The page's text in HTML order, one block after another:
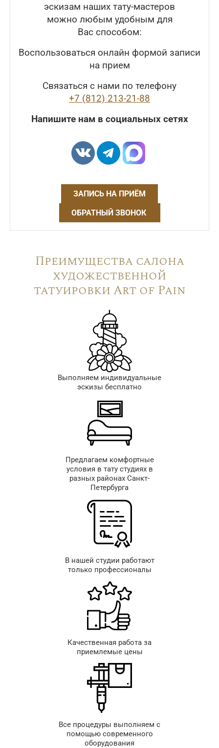
эскизам наших тату-мастеров
можно любым удобным для
Вас способом:
Воспользоваться онлайн формой записи
на прием
Связаться с нами по телефону
+7 (812) 213-21-88
Напишите нам в социальных сетях
ЗАПИСЬ НА ПРИЁМ
ОБРАТНЫЙ ЗВОНОК
Преимущества салона
художественной
татуировки Art of Pain
Выполняем индивидуальные
эскизы бесплатно
Предлагаем комфортные
условия в тату студиях в
разных районах Санкт-
Петербурга
В нашей студии работают
только профессионалы
Качественная работа за
приемлемые цены
Все процедуры выполняем с
помощью современного
оборудования